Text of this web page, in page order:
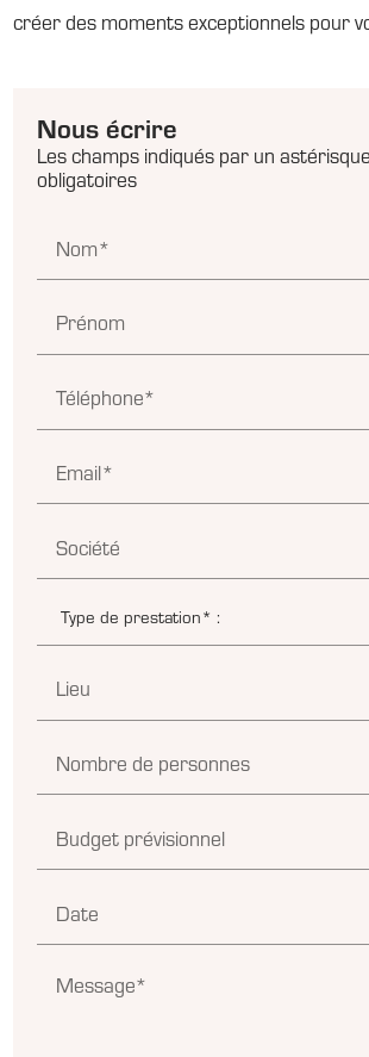
créer des moments exceptionnels pour
Nous écrire
Les champs indiqués par un
obligatoires
Nom*
Prénom
Téléphone*
Email*
Société
Lieu
Nombre de personnes
Budget prévisionnel
Date
Message*